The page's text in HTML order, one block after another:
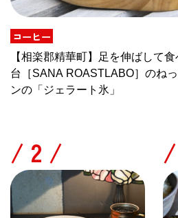
コーヒー
【相楽郡精華町】足を伸ばして
台［SANA ROASTLABO］のね
ンの「ジェラート氷」
/